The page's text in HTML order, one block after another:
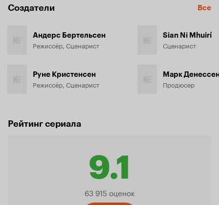
Создатели Все
Андерс Бертельсен
Режиссёр, Сценарист
Руне Кристенсен
Режиссёр, Сценарист
Sian Ni Mhuirí
Сценарист
Марк
Продюсер
Рейтинг сериала
9.1
Рейтинг
63 915 оценок